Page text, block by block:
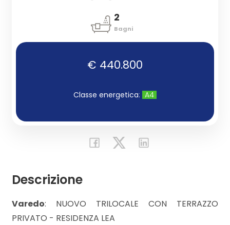
2
Bagni
€ 440.800
Classe energetica: A4
Descrizione
Varedo: NUOVO TRILOCALE CON TERRAZZO
PRIVATO - RESIDENZA LEA